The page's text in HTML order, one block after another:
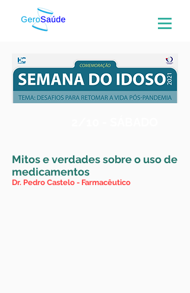
Mitos e verdades sobre o uso de
medicamentos
Dr. Pedro Castelo - Farmacêutico